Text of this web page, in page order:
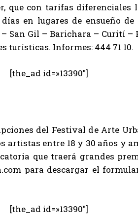
que con tarifas
en lugares de ensueño de
San Gil – Barichara – Curití
turísticas. Informes: 444 71 10.
[the_ad id=»13390″]
del Festival de Arte
artistas entre 18 y 30 años y
que traerá grandes
para descargar el
[the_ad id=»13390″]